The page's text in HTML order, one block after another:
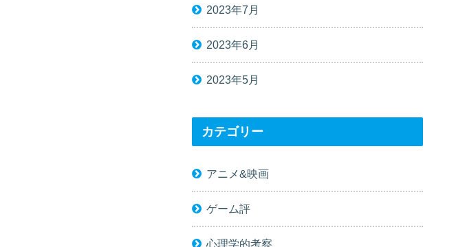
2023年7月
2023年6月
2023年5月
カテゴリー
アニメ&映画
ゲーム評
心理学的考察